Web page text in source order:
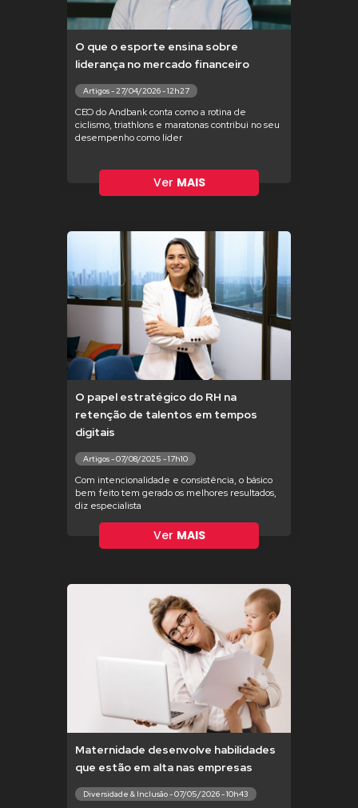
O que o esporte ensina sobre
liderança no mercado financeiro
Artigos - 27/04/2026 - 12h27
CEO do Andbank conta como a rotina de
ciclismo, triathlons e maratonas contribui no seu
desempenho como líder
Ver MAIS
O papel estratégico do RH na
retenção de talentos em tempos
digitais
Artigos - 07/08/2025 - 17h10
Com intencionalidade e consistência, o básico
bem feito tem gerado os melhores resultados,
diz especialista
Ver MAIS
Maternidade desenvolve habilidades
que estão em alta nas empresas
Diversidade & Inclusão - 07/05/2026 - 10h43